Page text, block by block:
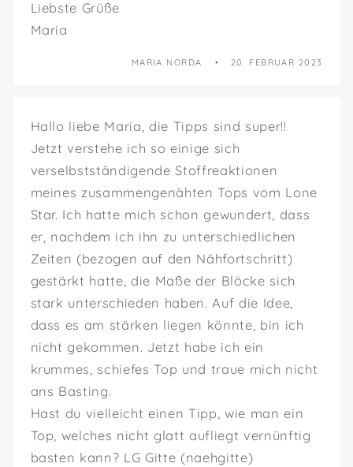
Liebste Grüße
Maria
MARIA NORDA 20. FEBRUAR 2023
Hallo liebe Maria, die Tipps sind super!!
Jetzt verstehe ich so einige sich
verselbstständigende Stoffreaktionen
meines zusammengenähten Tops vom Lone
Star. Ich hatte mich schon gewundert, dass
er, nachdem ich ihn zu unterschiedlichen
Zeiten (bezogen auf den Nähfortschritt)
gestärkt hatte, die Maße der Blöcke sich
stark unterschieden haben. Auf die Idee,
dass es am stärken liegen könnte, bin ich
nicht gekommen. Jetzt habe ich ein
krummes, schiefes Top und traue mich nicht
ans Basting.
Hast du vielleicht einen Tipp, wie man ein
Top, welches nicht glatt aufliegt vernünftig
basten kann? LG Gitte (naehgitte)